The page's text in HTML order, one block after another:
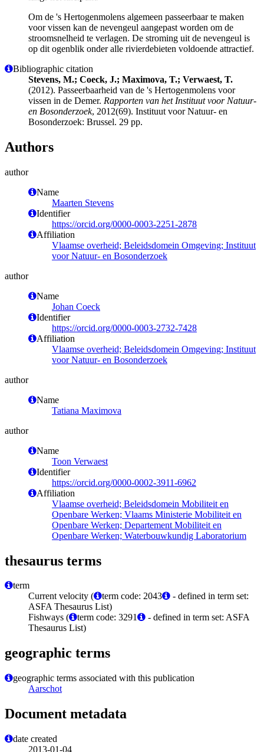
Om de 's Hertogenmolens algemeen passeerbaar te maken
voor vissen kan de nevengeul aangepast worden om de
stroomsnelheid te verlagen. De stroming uit de nevengeul is
op dit ogenblik onder alle rivierdebieten voldoende attractief.
Bibliographic citation
Stevens, M.; Coeck, J.; Maximova, T.; Verwaest, T.
(2012). Passeerbaarheid van de 's Hertogenmolens voor
vissen in de Demer. Rapporten van het Instituut voor Natuur-
en Bosonderzoek, 2012(69). Instituut voor Natuur- en
Bosonderzoek: Brussel. 29 pp.
Authors
author
Name
Maarten Stevens
Identifier
https://orcid.org/0000-0003-2251-2878
Affiliation
Vlaamse overheid; Beleidsdomein Omgeving; Instituut
voor Natuur- en Bosonderzoek
author
Name
Johan Coeck
Identifier
https://orcid.org/0000-0003-2732-7428
Affiliation
Vlaamse overheid; Beleidsdomein Omgeving; Instituut
voor Natuur- en Bosonderzoek
author
Name
Tatiana Maximova
author
Name
Toon Verwaest
Identifier
https://orcid.org/0000-0002-3911-6962
Affiliation
Vlaamse overheid; Beleidsdomein Mobiliteit en
Openbare Werken; Vlaams Ministerie Mobiliteit en
Openbare Werken; Departement Mobiliteit en
Openbare Werken; Waterbouwkundig Laboratorium
thesaurus terms
term
Current velocity (
term code: 2043
- defined in term set:
ASFA Thesaurus List)
Fishways (
term code: 3291
- defined in term set: ASFA
Thesaurus List)
geographic terms
geographic terms associated with this publication
Aarschot
Document metadata
date created
2013-01-04